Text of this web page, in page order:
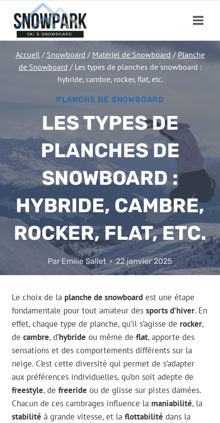
contenu
Accueil / Snowboard / Matériel de Snowboard / Planche
de Snowboard / Les types de planches de snowboard :
hybride, cambre, rocker, flat, etc.
PLANCHE DE SNOWBOARD
LES TYPES DE
PLANCHES DE
SNOWBOARD :
HYBRIDE, CAMBRE,
ROCKER, FLAT, ETC.
Par Emilie Sallet 22 janvier 2025
Le choix de la planche de snowboard est une étape
fondamentale pour tout amateur des sports d’hiver. En
effet, chaque type de planche, qu’il s’agisse de rocker,
de cambre, d’hybride ou même de flat, apporte des
sensations et des comportements différents sur la
neige. C’est cette diversité qui permet de s’adapter
aux préférences individuelles, qu’on soit adepte de
freestyle, de freeride ou de glisse sur pistes damées.
Chacun de ces cambrages influence la maniabilité, la
stabilité à grande vitesse, et la flottabilité dans la